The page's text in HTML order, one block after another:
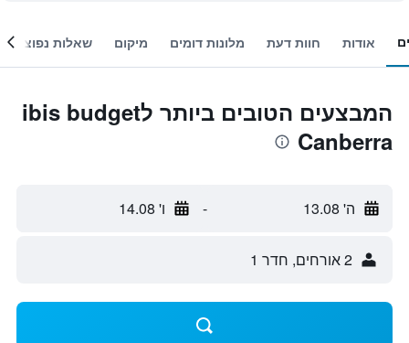
אודות חוות דעת מלונות דומים מיקום שאלות נפוצות
המבצעים הטובים ביותר לibis budget
Canberra
ה' 13.08 - ו' 14.08
2 אורחים, חדר 1